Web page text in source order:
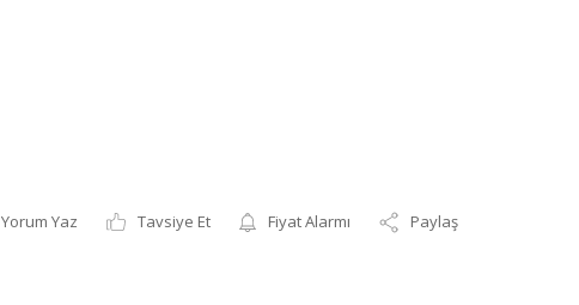
Yorum Yaz Tavsiye Et Fiyat Alarmı Paylaş